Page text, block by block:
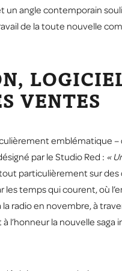
un angle contemporain
de la toute nouvelle
VENTES
emblématique
par le Studio Red : «
particulièrement sur
temps qui courent, où
radio en novembre, à
l’honneur la nouvelle saga